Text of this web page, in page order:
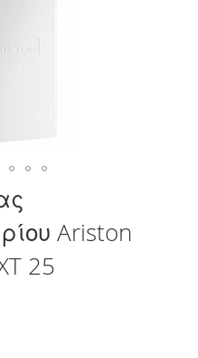
Ariston
25